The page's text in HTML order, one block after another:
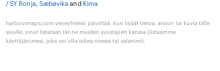
/ SY Ronja, Sæbøvika and Kima
harbourmaps.com veneyhteisö päivittää. Kun lisäät tietoa, arvion tai kuvia tälle
sivulle, sinut listataan tänne muiden avustajien kanssa (listaamme
käyttäjänimesi, joka voi olla oikea nimesi tai salanimi).